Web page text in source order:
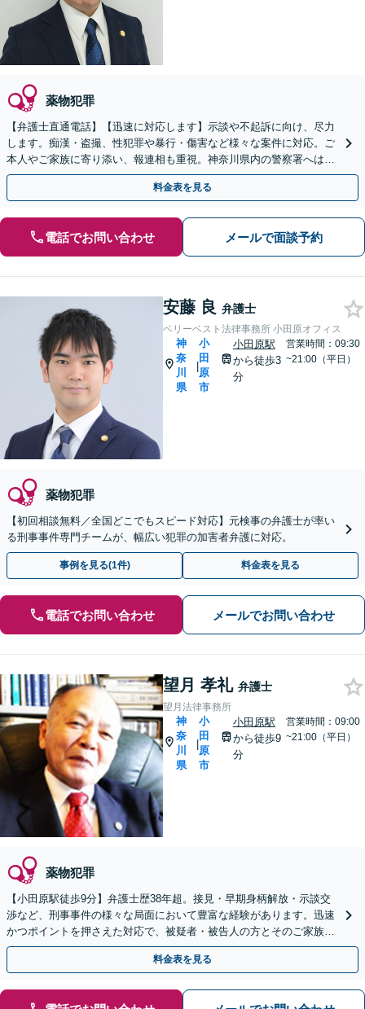
薬物犯罪
【弁護士直通電話】【迅速に対応します】示談や不起訴に向け、尽力
します。痴漢・盗撮、性犯罪や暴行・傷害など様々な案件に対応。ご
本人やご家族に寄り添い、報連相も重視。神奈川県内の警察署へは原
則当日に伺います！すぐにご相談を【休日・夜間相談可】
料金表を見る
電話でお問い合わせ メールで面談予約
安藤 良 弁護士
ベリーベスト法律事務所 小田原オフィス
神
奈
川
県
|
小
田
原
市
小田原駅
から徒歩3
分
営業時間：09:30
~21:00（平日）
薬物犯罪
【初回相談無料／全国どこでもスピード対応】元検事の弁護士が率い
る刑事事件専門チームが、幅広い犯罪の加害者弁護に対応。
事例を見る(1件) 料金表を見る
電話でお問い合わせ メールでお問い合わせ
望月 孝礼 弁護士
望月法律事務所
神
奈
川
県
|
小
田
原
市
小田原駅
から徒歩9
分
営業時間：09:00
~21:00（平日）
薬物犯罪
【小田原駅徒歩9分】弁護士歴38年超。接見・早期身柄解放・示談交
渉など、刑事事件の様々な局面において豊富な経験があります。迅速
かつポイントを押さえた対応で、被疑者・被告人の方とそのご家族の
方をしっかりとサポート致します。まずはご相談下さい。
料金表を見る